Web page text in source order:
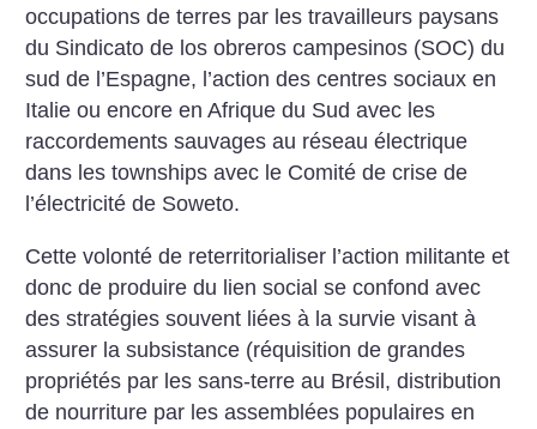
occupations de terres par les travailleurs paysans
du Sindicato de los obreros campesinos (SOC) du
sud de l’Espagne, l’action des centres sociaux en
Italie ou encore en Afrique du Sud avec les
raccordements sauvages au réseau électrique
dans les townships avec le Comité de crise de
l’électricité de Soweto.
Cette volonté de reterritorialiser l’action militante et
donc de produire du lien social se confond avec
des stratégies souvent liées à la survie visant à
assurer la subsistance (réquisition de grandes
propriétés par les sans-terre au Brésil, distribution
de nourriture par les assemblées populaires en